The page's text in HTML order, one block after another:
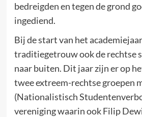
bedreigden en tegen de grond
ingediend.
Bij de start van het
traditiegetrouw ook de rechtse
naar buiten. Dit jaar zijn er op
twee extreem-rechtse groepen
(Nationalistisch
vereniging waarin ook Filip